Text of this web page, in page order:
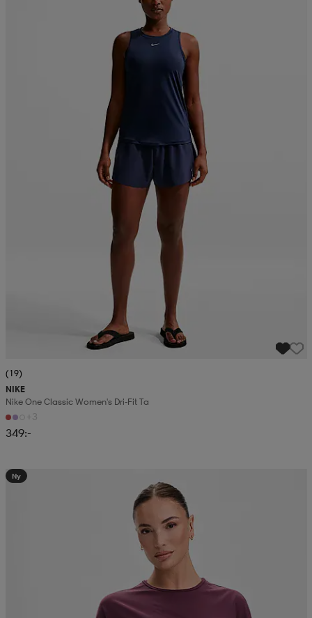
(19)
NIKE
Nike One Classic Women's Dri-Fit Ta
+3
349:-
Ny